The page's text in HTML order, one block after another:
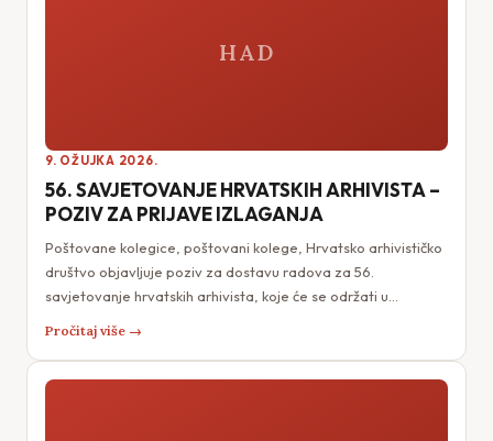
HAD
9. OŽUJKA 2026.
56. SAVJETOVANJE HRVATSKIH ARHIVISTA –
POZIV ZA PRIJAVE IZLAGANJA
Poštovane kolegice, poštovani kolege, Hrvatsko arhivističko
društvo objavljuje poziv za dostavu radova za 56.
savjetovanje hrvatskih arhivista, koje će se održati u…
Pročitaj više →